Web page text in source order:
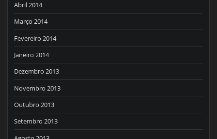
Abril 2014
Março 2014
Fevereiro 2014
Janeiro 2014
Dezembro 2013
Novembro 2013
Outubro 2013
Setembro 2013